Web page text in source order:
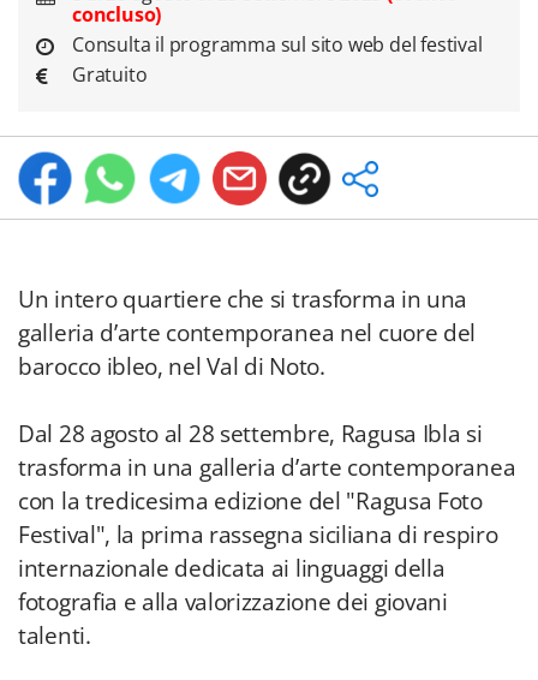
concluso)
Consulta il programma sul sito web del festival
Gratuito
Un intero quartiere che si trasforma in una
galleria d’arte contemporanea nel cuore del
barocco ibleo, nel Val di Noto.
Dal 28 agosto al 28 settembre, Ragusa Ibla si
trasforma in una galleria d’arte contemporanea
con la tredicesima edizione del "Ragusa Foto
Festival", la prima rassegna siciliana di respiro
internazionale dedicata ai linguaggi della
fotografia e alla valorizzazione dei giovani
talenti.